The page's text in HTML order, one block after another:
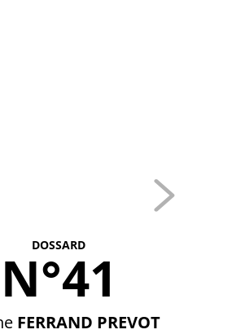
DOSSARD
N°41
FERRAND PREVOT